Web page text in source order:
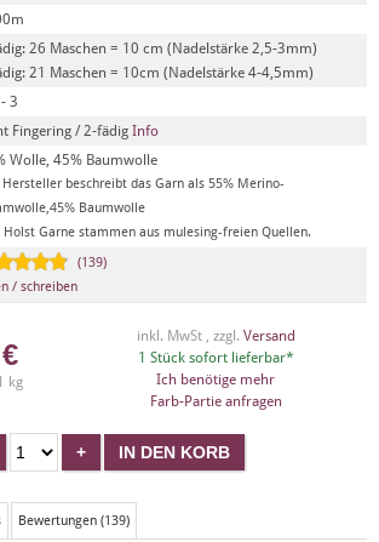
26 Maschen = 10 cm (Nadelstärke 2,5-3mm)
21 Maschen = 10cm (Nadelstärke 4-4,5mm)
3
Fingering / 2-fädig Info
Wolle, 45% Baumwolle
Hersteller beschreibt das Garn als 55% Merino-
Baumwolle
Holst Garne stammen aus mulesing-freien Quellen.
(139)
/ schreiben
€
kg
inkl. MwSt , zzgl. Versand
1 Stück sofort lieferbar*
Ich benötige mehr
Farb-Partie anfragen
Bewertungen (139)